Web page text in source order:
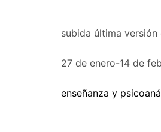
subida última
27 de enero-14 de
enseñanza y